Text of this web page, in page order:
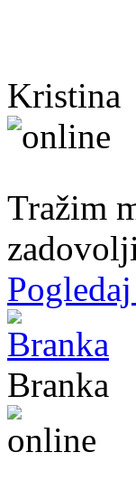
Kristina
Tražim
Branka